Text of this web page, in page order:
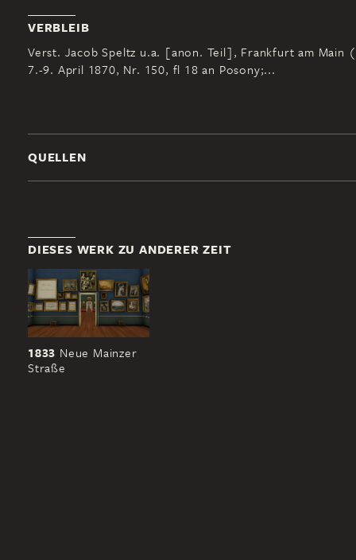
VERBLEIB
Verst. Jacob Speltz u.a. [anon. Teil], Frankfurt am Main
7.-9. April 1870, Nr. 150, fl 18 an Posony;...
QUELLEN
DIESES WERK ZU ANDERER ZEIT
1833 Neue Mainzer
Straße